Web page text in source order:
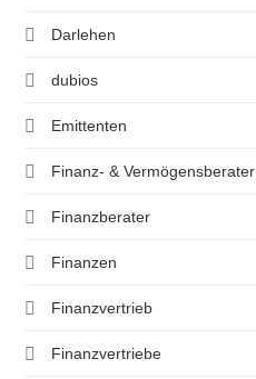
Darlehen
dubios
Emittenten
Finanz- & Vermögensberater
Finanzberater
Finanzen
Finanzvertrieb
Finanzvertriebe